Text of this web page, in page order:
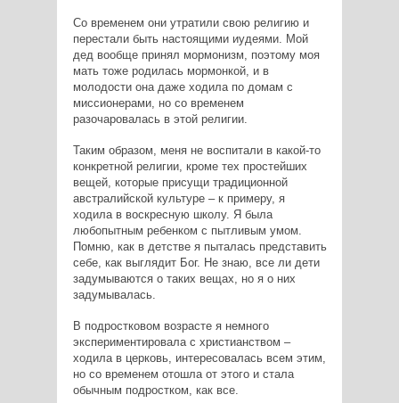
Со временем они утратили свою религию и
перестали быть настоящими иудеями. Мой
дед вообще принял мормонизм, поэтому моя
мать тоже родилась мормонкой, и в
молодости она даже ходила по домам с
миссионерами, но со временем
разочаровалась в этой религии.
Таким образом, меня не воспитали в какой-то
конкретной религии, кроме тех простейших
вещей, которые присущи традиционной
австралийской культуре – к примеру, я
ходила в воскресную школу. Я была
любопытным ребенком с пытливым умом.
Помню, как в детстве я пыталась представить
себе, как выглядит Бог. Не знаю, все ли дети
задумываются о таких вещах, но я о них
задумывалась.
В подростковом возрасте я немного
экспериментировала с христианством –
ходила в церковь, интересовалась всем этим,
но со временем отошла от этого и стала
обычным подростком, как все.